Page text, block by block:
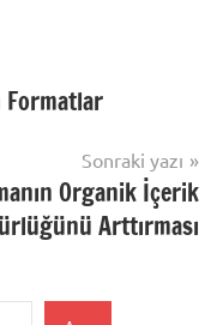
Formatlar
Sonraki yazı
Organik İçerik
Arttırması